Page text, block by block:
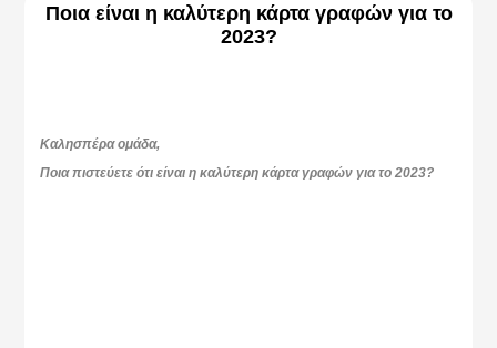
Ποια είναι η καλύτερη κάρτα γραφών για το
2023?
Καλησπέρα ομάδα,
Ποια πιστεύετε ότι είναι η καλύτερη κάρτα γραφών για το 2023?